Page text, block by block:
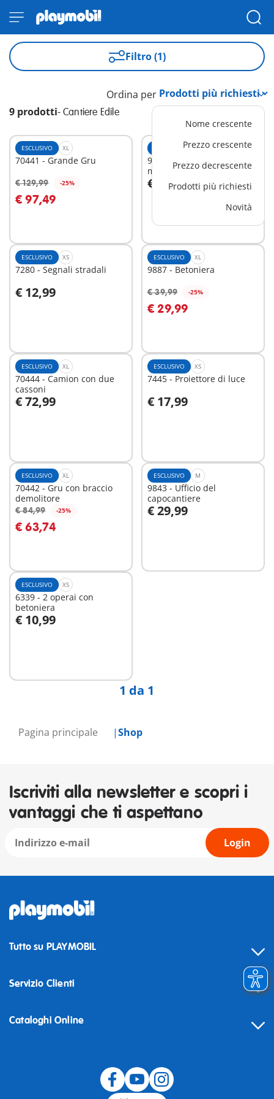
Pagina principale Shop
Filtro (1)
9 prodotti- Cantiere Edile
Ordina per
Nome crescente
Prezzo crescente
Prezzo decrescente
Prodotti più richiesti
Novità
ESCLUSIVO XL
70441 - Grande Gru
€ 129,99 -25%
€ 97,49
Aggiungi al carrello
ESCLUSIVO XL
9898 - Trasporto casa
mobile
€ 69,99
Aggiungi al carrello
ESCLUSIVO XS
7280 - Segnali stradali
€ 12,99
Aggiungi al carrello
ESCLUSIVO XL
9887 - Betoniera
€ 39,99 -25%
€ 29,99
Aggiungi al carrello
ESCLUSIVO XL
70444 - Camion con due
cassoni
€ 72,99
Aggiungi al carrello
ESCLUSIVO XS
7445 - Proiettore di luce
€ 17,99
Aggiungi al carrello
ESCLUSIVO XL
70442 - Gru con braccio
demolitore
€ 84,99 -25%
€ 63,74
Aggiungi al carrello
ESCLUSIVO M
9843 - Ufficio del
capocantiere
€ 29,99
Aggiungi al carrello
ESCLUSIVO XS
6339 - 2 operai con
betoniera
€ 10,99
Aggiungi al carrello
1 da 1
Iscriviti alla newsletter e scopri i
vantaggi che ti aspettano
Login
Tutto su PLAYMOBIL
Servizio Clienti
Cataloghi Online